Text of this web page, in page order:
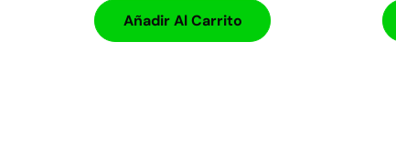
Añadir Al Carrito